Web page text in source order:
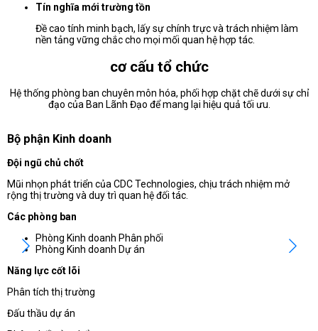
Tín nghĩa mới trường tồn
Đề cao tính minh bạch, lấy sự chính trực và trách nhiệm làm
nền tảng vững chắc cho mọi mối quan hệ hợp tác.
cơ cấu tổ chức
Hệ thống phòng ban chuyên môn hóa, phối hợp chặt chẽ dưới sự chỉ
đạo của Ban Lãnh Đạo để mang lại hiệu quả tối ưu.
Bộ phận Kinh doanh
Đội ngũ chủ chốt
Mũi nhọn phát triển của CDC Technologies, chịu trách nhiệm mở
rộng thị trường và duy trì quan hệ đối tác.
Các phòng ban
Phòng Kinh doanh Phân phối
Phòng Kinh doanh Dự án
Năng lực cốt lõi
Phân tích thị trường
Đấu thầu dự án